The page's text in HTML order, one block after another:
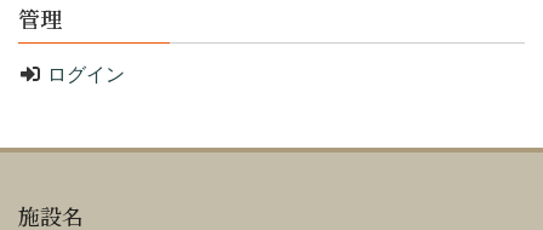
管理
ログイン
施設名